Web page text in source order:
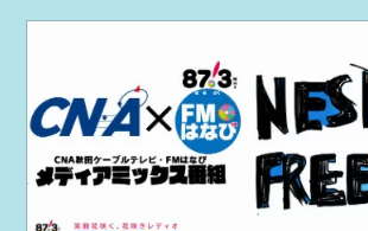
TICKET
CONTACT
PROJECT
AYA Solo Project Crawl